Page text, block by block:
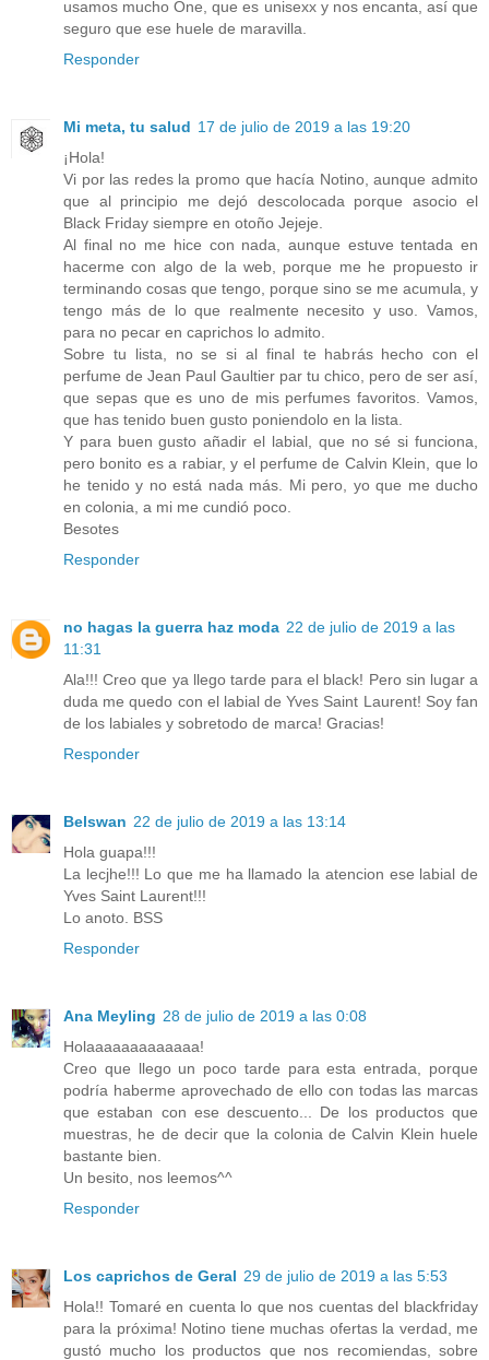
usamos mucho One, que es unisexx y nos encanta, así que
seguro que ese huele de maravilla.
Responder
Mi meta, tu salud 17 de julio de 2019 a las 19:20
¡Hola!
Vi por las redes la promo que hacía Notino, aunque admito
que al principio me dejó descolocada porque asocio el
Black Friday siempre en otoño Jejeje.
Al final no me hice con nada, aunque estuve tentada en
hacerme con algo de la web, porque me he propuesto ir
terminando cosas que tengo, porque sino se me acumula, y
tengo más de lo que realmente necesito y uso. Vamos,
para no pecar en caprichos lo admito.
Sobre tu lista, no se si al final te habrás hecho con el
perfume de Jean Paul Gaultier par tu chico, pero de ser así,
que sepas que es uno de mis perfumes favoritos. Vamos,
que has tenido buen gusto poniendolo en la lista.
Y para buen gusto añadir el labial, que no sé si funciona,
pero bonito es a rabiar, y el perfume de Calvin Klein, que lo
he tenido y no está nada más. Mi pero, yo que me ducho
en colonia, a mi me cundió poco.
Besotes
Responder
no hagas la guerra haz moda 22 de julio de 2019 a las
11:31
Ala!!! Creo que ya llego tarde para el black! Pero sin lugar a
duda me quedo con el labial de Yves Saint Laurent! Soy fan
de los labiales y sobretodo de marca! Gracias!
Responder
Belswan 22 de julio de 2019 a las 13:14
Hola guapa!!!
La lecjhe!!! Lo que me ha llamado la atencion ese labial de
Yves Saint Laurent!!!
Lo anoto. BSS
Responder
Ana Meyling 28 de julio de 2019 a las 0:08
Holaaaaaaaaaaaaa!
Creo que llego un poco tarde para esta entrada, porque
podría haberme aprovechado de ello con todas las marcas
que estaban con ese descuento... De los productos que
muestras, he de decir que la colonia de Calvin Klein huele
bastante bien.
Un besito, nos leemos^^
Responder
Los caprichos de Geral 29 de julio de 2019 a las 5:53
Hola!! Tomaré en cuenta lo que nos cuentas del blackfriday
para la próxima! Notino tiene muchas ofertas la verdad, me
gustó mucho los productos que nos recomiendas, sobre